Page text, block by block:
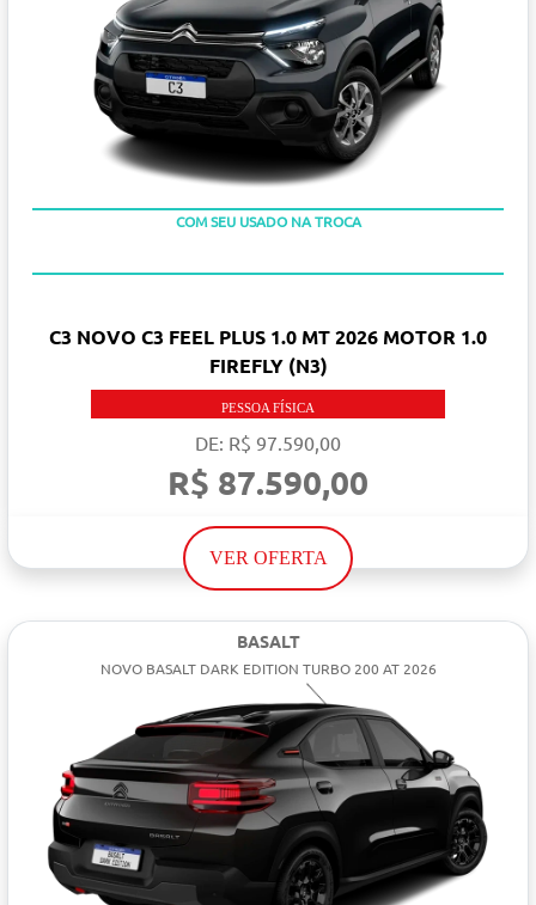
C3 NOVO C3 FEEL PLUS 1.0 MT 2026 MOTOR 1.0
FIREFLY (N3)
PESSOA FÍSICA
DE: R$ 97.590,00
R$ 87.590,00
VER OFERTA
BASALT
NOVO BASALT DARK EDITION TURBO 200 AT 2026